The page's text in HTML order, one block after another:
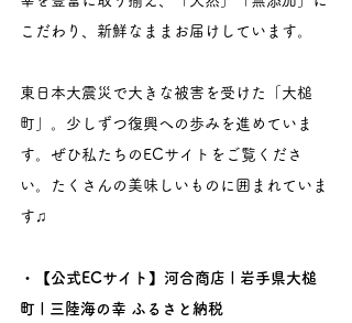
こだわり、新鮮なままお届けしています。
東日本大震災で大きな被害を受けた「大槌
町」。少しずつ復興への歩みを進めていま
す。ぜひ私たちのECサイトをご覧くださ
い。たくさんの美味しいものに囲まれていま
す♫
・【公式ECサイト】河合商店 | 岩手県大槌
町 | 三陸海の幸 ふるさと納税